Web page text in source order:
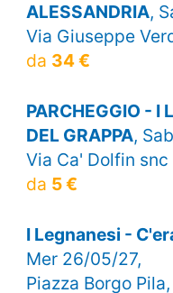
ALESSANDRIA,
Via Giuseppe
da 34 €
PARCHEGGIO - I
DEL GRAPPA,
Via Ca' Dolfin snc
da 5 €
I Legnanesi -
Mer 26/05/27,
Piazza Borgo